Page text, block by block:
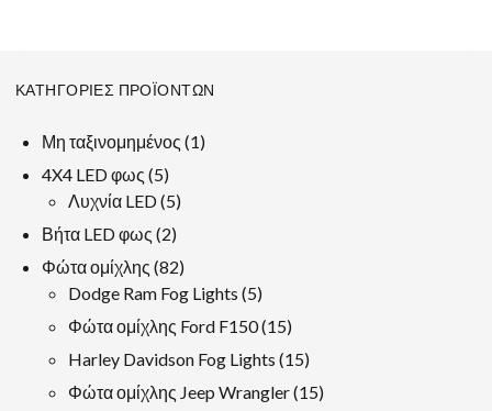
ΚΑΤΗΓΟΡΊΕΣ ΠΡΟΪΌΝΤΩΝ
Μη ταξινομημένος 11
4X4 LED φως 55
προϊόντα
Λυχνία LED 55
προϊόντα
Βήτα LED φως 22
προϊόντα
Φώτα ομίχλης 8282
προϊόντα
Dodge Ram Fog Lights 55
προϊόντα
Φώτα ομίχλης Ford F150 1515
προϊόντα
Harley Davidson Fog Lights 1515
προϊόντα
Φώτα ομίχλης Jeep Wrangler 1515